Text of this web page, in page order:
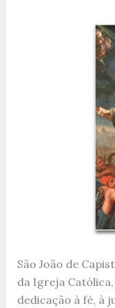
São João de
da Igreja
dedicação à fé, à